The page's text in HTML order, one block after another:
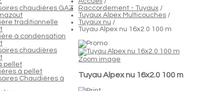
chaudières GAZ
traditionnelle
à condensation
chaudières
pellet
à pellet
Chaudières à
Raccordement - Tuyaux /
Tuyaux Alpex Multicouches /
Tuyaux nu /
Tuyau Alpex nu 16x2.0 100 m
Zoom image
Tuyau Alpex nu 16x2.0 100 m